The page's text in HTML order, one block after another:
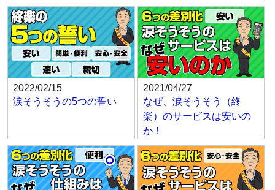
2022/02/15
涙そうそうの5つの誓い
2021/04/27
なぜ、涙そうそう（終
楽）のサービスは安いの
か！